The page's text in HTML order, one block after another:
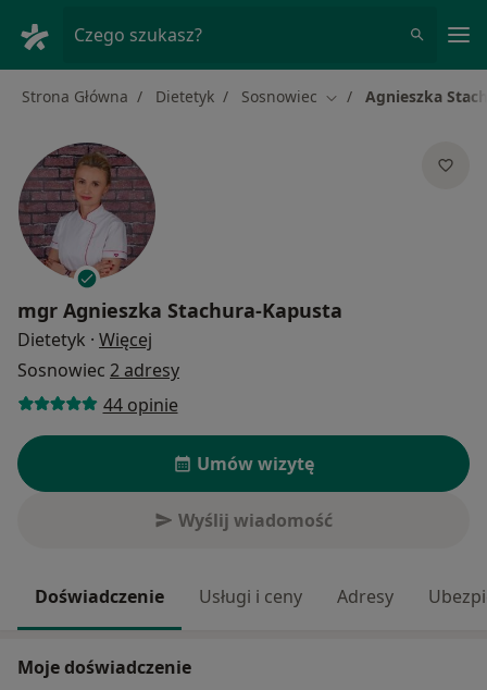
Czego szukasz?
Strona Główna Dietetyk Sosnowiec Zmień miasto
Agnieszka
mgr Agnieszka Stachura-Kapusta
Dietetyk · Więcej
Sosnowiec 2 adresy
44 opinie
Umów wizytę
Wyślij wiadomość
Doświadczenie Usługi i ceny Adresy
Moje doświadczenie